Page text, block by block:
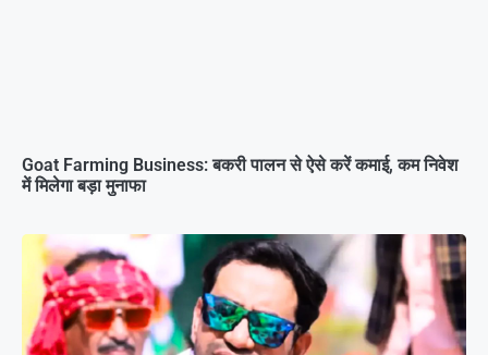
Goat Farming Business: बकरी पालन से ऐसे करें कमाई, कम निवेश
में मिलेगा बड़ा मुनाफा